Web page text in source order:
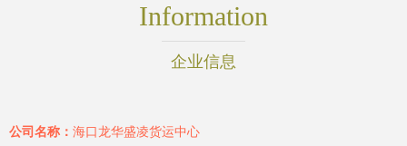
Information
企业信息
公司名称： 海口龙华盛凌货运中心